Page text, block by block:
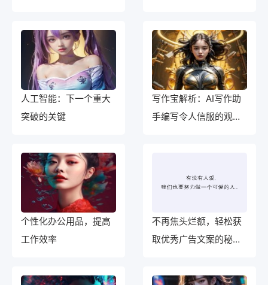
人工智能：下一个重大
突破的关键
写作宝解析：AI写作助
手编写令人信服的观点
个性化办公用品，提高
工作效率
不再焦头烂额，轻松获
取优秀广告文案的秘诀